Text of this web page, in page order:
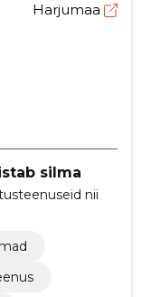
Harjumaa
silma
nii